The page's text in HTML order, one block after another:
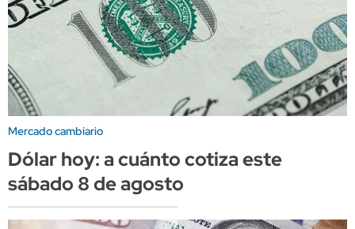
Mercado cambiario
Dólar hoy: a cuánto cotiza este
sábado 8 de agosto